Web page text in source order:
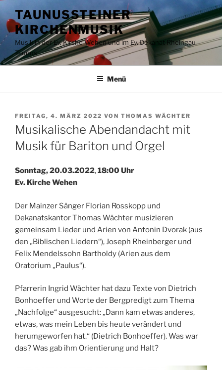
Inhalt
springen
TAUNUSSTEINER
KIRCHENMUSIK
Musik in der Ev. Kirche Wehen und im Ev. Dekanat Rheingau-
Taunus
Menü
VERÖFFENTLICHT
AM
FREITAG, 4. MÄRZ 2022 VON THOMAS WÄCHTER
Musikalische Abendandacht mit
Musik für Bariton und Orgel
Sonntag, 20.03.2022,18:00 Uhr
Ev. Kirche Wehen
Der Mainzer Sänger Florian Rosskopp und
Dekanatskantor Thomas Wächter musizieren
gemeinsam Lieder und Arien von Antonin Dvorak (aus
den „Biblischen Liedern“), Joseph Rheinberger und
Felix Mendelssohn Bartholdy (Arien aus dem
Oratorium „Paulus“).
Pfarrerin Ingrid Wächter hat dazu Texte von Dietrich
Bonhoeffer und Worte der Bergpredigt zum Thema
„Nachfolge“ ausgesucht: „Dann kam etwas anderes,
etwas, was mein Leben bis heute verändert und
herumgeworfen hat.“ (Dietrich Bonhoeffer). Was war
das? Was gab ihm Orientierung und Halt?